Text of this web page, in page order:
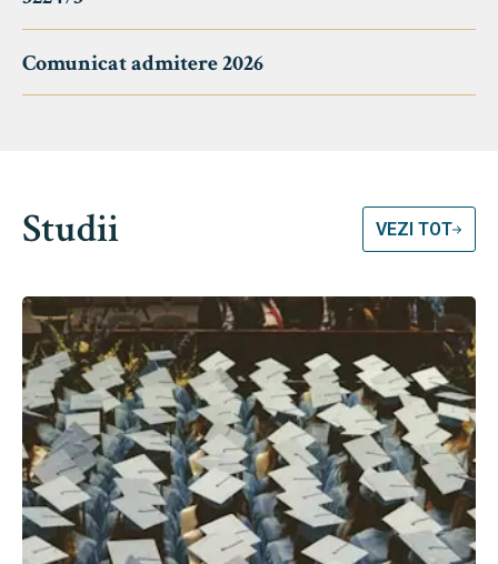
Comunicat admitere 2026
Studii VEZI TOT